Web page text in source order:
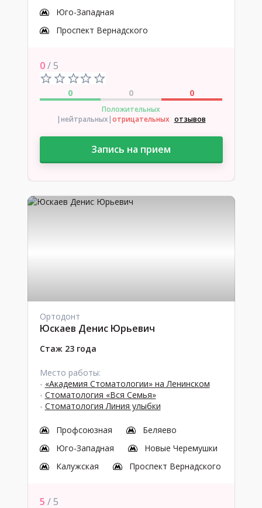
Юго-Западная
Проспект Вернадского
0/ 5
0 0 0
Положительных
|нейтральных|отрицательных отзывов
Запись на прием
Ортодонт
Юскаев Денис Юрьевич
Стаж 23 года
Место работы:
- «Академия Стоматологии» на Ленинском
- Стоматология «Вся Семья»
- Стоматология Линия улыбки
Профсоюзная
Беляево
Юго-Западная
Новые Черемушки
Калужская
Проспект Вернадского
5 / 5